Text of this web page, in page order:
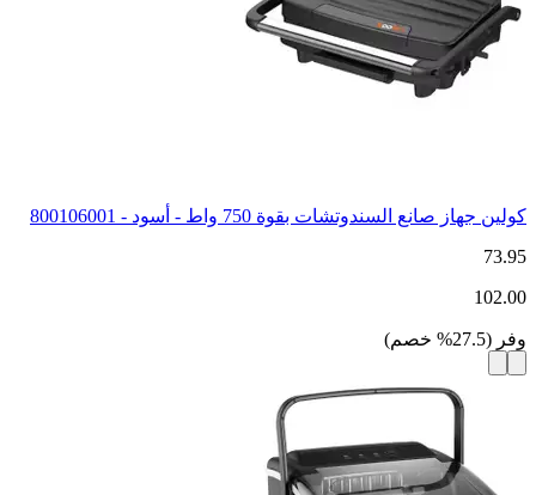
كولين جهاز صانع السندوتشات بقوة 750 واط - أسود - 800106001
73.95
102.00
وفر (
27.5
% خصم)